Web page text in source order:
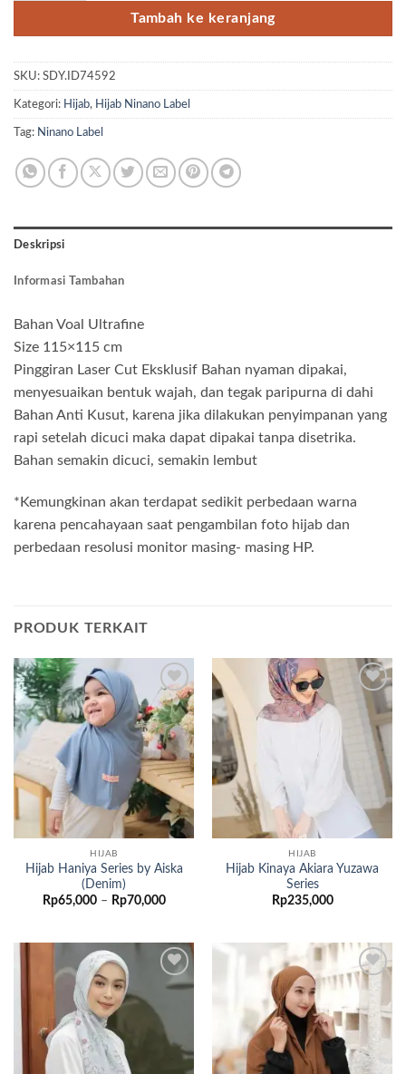
Tambah ke keranjang
SKU: SDY.ID74592
Kategori: Hijab, Hijab Ninano Label
Tag: Ninano Label
Deskripsi
Informasi Tambahan
Bahan Voal Ultrafine
Size 115×115 cm
Pinggiran Laser Cut Eksklusif Bahan nyaman dipakai,
menyesuaikan bentuk wajah, dan tegak paripurna di dahi
Bahan Anti Kusut, karena jika dilakukan penyimpanan yang
rapi setelah dicuci maka dapat dipakai tanpa disetrika.
Bahan semakin dicuci, semakin lembut
*Kemungkinan akan terdapat sedikit perbedaan warna
karena pencahayaan saat pengambilan foto hijab dan
perbedaan resolusi monitor masing- masing HP.
PRODUK TERKAIT
Add to
wishlist
HIJAB
Hijab Haniya Series by Aiska
(Denim)
Rp65,000 – Rp70,000Rentang
Rp70,000
Add to
wishlist
HIJAB
Hijab Kinaya Akiara Yuzawa
Series
Rp235,000
Add to
Add to